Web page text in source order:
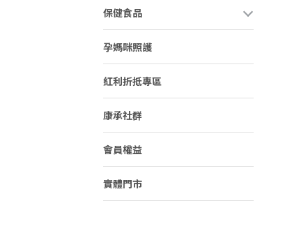
保健食品
孕媽咪照護
紅利折抵專區
康承社群
會員權益
實體門市